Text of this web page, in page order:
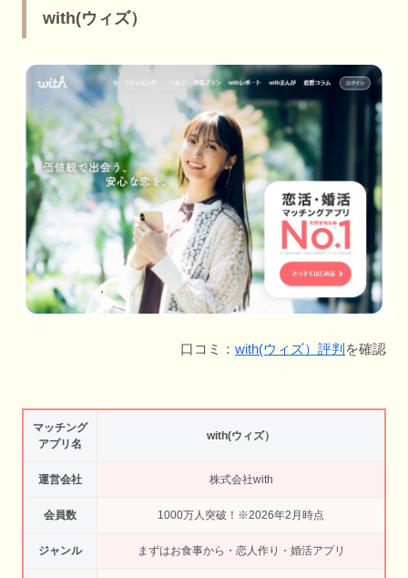
with(ウィズ）
口コミ： with(ウィズ）評判 を確認
マッチング
アプリ名
with(ウィズ）
運営会社 株式会社with
会員数 1000万人突破！※2026年2月時点
ジャンル まずはお食事から・恋人作り・婚活アプリ